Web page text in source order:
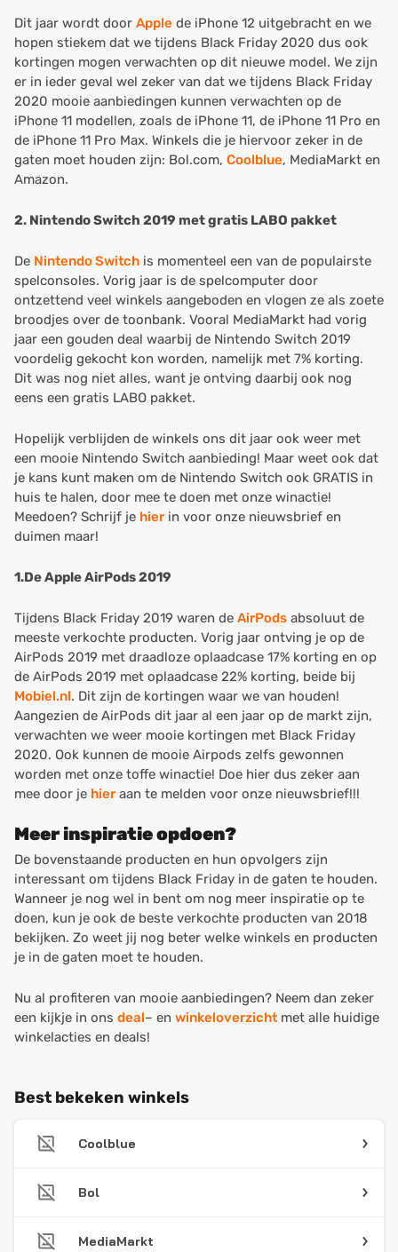
Dit jaar wordt door Apple de iPhone 12 uitgebracht en we
hopen stiekem dat we tijdens Black Friday 2020 dus ook
kortingen mogen verwachten op dit nieuwe model. We zijn
er in ieder geval wel zeker van dat we tijdens Black Friday
2020 mooie aanbiedingen kunnen verwachten op de
iPhone 11 modellen, zoals de iPhone 11, de iPhone 11 Pro en
de iPhone 11 Pro Max. Winkels die je hiervoor zeker in de
gaten moet houden zijn: Bol.com, Coolblue, MediaMarkt en
Amazon.
2. Nintendo Switch 2019 met gratis LABO pakket
De Nintendo Switch is momenteel een van de populairste
spelconsoles. Vorig jaar is de spelcomputer door
ontzettend veel winkels aangeboden en vlogen ze als zoete
broodjes over de toonbank. Vooral MediaMarkt had vorig
jaar een gouden deal waarbij de Nintendo Switch 2019
voordelig gekocht kon worden, namelijk met 7% korting.
Dit was nog niet alles, want je ontving daarbij ook nog
eens een gratis LABO pakket.
Hopelijk verblijden de winkels ons dit jaar ook weer met
een mooie Nintendo Switch aanbieding! Maar weet ook dat
je kans kunt maken om de Nintendo Switch ook GRATIS in
huis te halen, door mee te doen met onze winactie!
Meedoen? Schrijf je hier in voor onze nieuwsbrief en
duimen maar!
1.De Apple AirPods 2019
Tijdens Black Friday 2019 waren de AirPods absoluut de
meeste verkochte producten. Vorig jaar ontving je op de
AirPods 2019 met draadloze oplaadcase 17% korting en op
de AirPods 2019 met oplaadcase 22% korting, beide bij
Mobiel.nl. Dit zijn de kortingen waar we van houden!
Aangezien de AirPods dit jaar al een jaar op de markt zijn,
verwachten we weer mooie kortingen met Black Friday
2020. Ook kunnen de mooie Airpods zelfs gewonnen
worden met onze toffe winactie! Doe hier dus zeker aan
mee door je hier aan te melden voor onze nieuwsbrief!!!
Meer inspiratie opdoen?
De bovenstaande producten en hun opvolgers zijn
interessant om tijdens Black Friday in de gaten te houden.
Wanneer je nog wel in bent om nog meer inspiratie op te
doen, kun je ook de beste verkochte producten van 2018
bekijken. Zo weet jij nog beter welke winkels en producten
je in de gaten moet te houden.
Nu al profiteren van mooie aanbiedingen? Neem dan zeker
een kijkje in ons deal– en winkeloverzicht met alle huidige
winkelacties en deals!
Best bekeken winkels
Coolblue
Bol
MediaMarkt